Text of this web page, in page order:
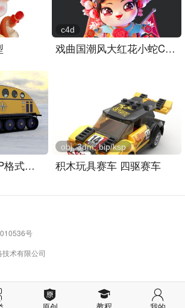
戏曲国潮风大红花小蛇C4D模型
c4d
雪地履带车3STEP格式图纸 积木玩具赛车 四驱赛车
obj, 3dm, bip/ksp
号
术有限公司